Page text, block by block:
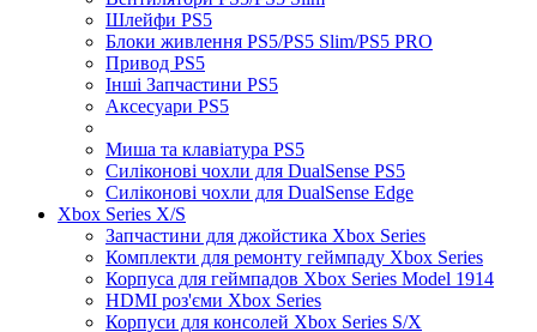
Шлейфи PS5
Блоки живлення PS5/PS5 Slim/PS5 PRO
Привод PS5
Інші Запчастини PS5
Аксесуари PS5
Миша та клавіатура PS5
Силіконові чохли для DualSense PS5
Силіконові чохли для DualSense Edge
Xbox Series X/S
Запчастини для джойстика Xbox Series
Комплекти для ремонту геймпаду Xbox Series
Корпуса для геймпадов Xbox Series Model 1914
HDMI роз'єми Xbox Series
Корпуси для консолей Xbox Series S/X